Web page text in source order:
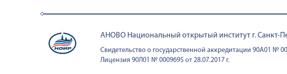
АНОВО Национальный открытый институт г. Санкт-
Свидетельство о государственной аккредитации 90А01 №
Лицензия 90Л01 № 0009695 от 28.07.2017 г.